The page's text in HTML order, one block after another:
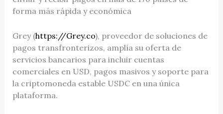
forma más rápida y económica
Grey (https://Grey.co), proveedor de soluciones de
pagos transfronterizos, amplía su oferta de
servicios bancarios para incluir cuentas
comerciales en USD, pagos masivos y soporte para
la criptomoneda estable USDC en una única
plataforma.